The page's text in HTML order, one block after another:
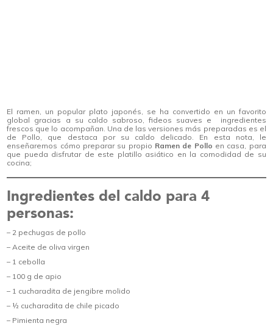
El ramen, un popular plato japonés, se ha convertido en un favorito
global gracias a su caldo sabroso, fideos suaves e ingredientes
frescos que lo acompañan. Una de las versiones más preparadas es el
de Pollo, que destaca por su caldo delicado. En esta nota, le
enseñaremos cómo preparar su propio Ramen de Pollo en casa, para
que pueda disfrutar de este platillo asiático en la comodidad de su
cocina;
Ingredientes del caldo para 4
personas:
– 2 pechugas de pollo
– Aceite de oliva virgen
– 1 cebolla
– 100 g de apio
– 1 cucharadita de jengibre molido
– ½ cucharadita de chile picado
– Pimienta negra